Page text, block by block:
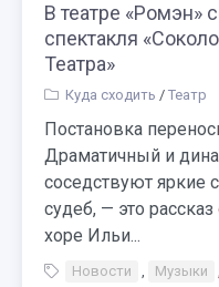
В театре «Ромэн»
спектакля
Театра»
Куда сходить / Театр
Постановка
Драматичный и
соседствуют яркие
судеб, — это
хоре Ильи...
Новости , Музыки ,